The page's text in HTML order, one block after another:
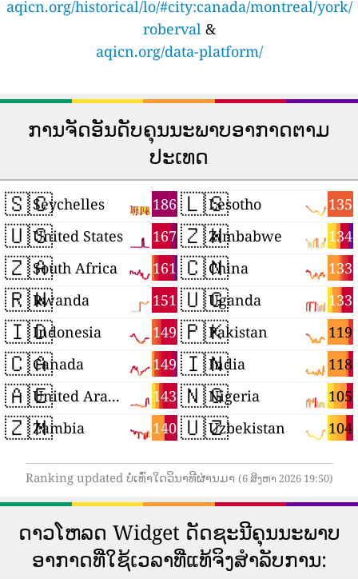
aqicn.org/historical/lo/#city:canada/montreal/york/
roberval&
aqicn.org/data-platform/
ການຈັດອັນດັບຄຸນນະພາບອາກາດຕາມ
ປະເທດ
🇸🇨 186
Seychelles
🇺🇸 167
United States
🇿🇦 161
South Africa
🇷🇼 151
Rwanda
🇮🇩 149
Indonesia
🇨🇦 149
Canada
🇦🇪 143
United Arab Emirates
🇿🇲 140
Zambia
🇱🇸 135
Lesotho
🇿🇼 134
Zimbabwe
🇨🇳 133
China
🇺🇬 133
Uganda
🇵🇰 119
Pakistan
🇮🇳 118
India
🇳🇬 105
Nigeria
🇺🇿 104
Uzbekistan
Ranking updated ບໍ່ເທົ່າໃດວິນາທີຜ່ານມາ (6 ສິງຫາ 2026 19:50)
ດາວ​ໂຫລດ Widget ດັດ​ຊະ​ນີ​ຄຸນ​ນະ​ພາບ​
ອາ​ກາດ​ທີ່​ໃຊ້​ເວ​ລາ​ທີ່​ແທ້​ຈິງ​ສໍາ​ລັບ​ການ​: